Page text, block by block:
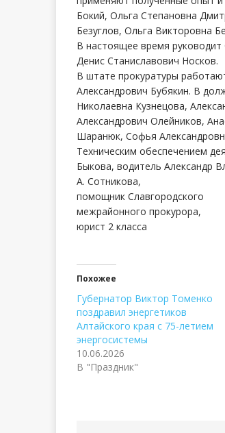
Бокий, Ольга Степановна
Безуглов, Ольга Викторовна
В настоящее время
Денис Станиславович Носков.
В штате прокуратуры
Александрович Бубякин. В
Николаевна Кузнецова,
Александрович Олейников,
Шаранюк, Софья
Техническим обеспечением
Быкова, водитель Александр
А. Сотникова,
помощник Славгородского
межрайонного прокурора,
юрист 2 класса
Похожее
Губернатор Виктор Томенко
поздравил энергетиков
Алтайского края с 75-летием
энергосистемы
10.06.2026
В "Праздник"